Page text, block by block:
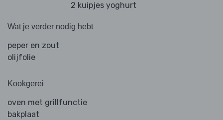
2 kuipjes yoghurt
Wat je verder nodig hebt
peper en zout
olijfolie
Kookgerei
oven met grillfunctie
bakplaat